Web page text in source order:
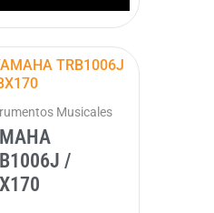
Musicales
/